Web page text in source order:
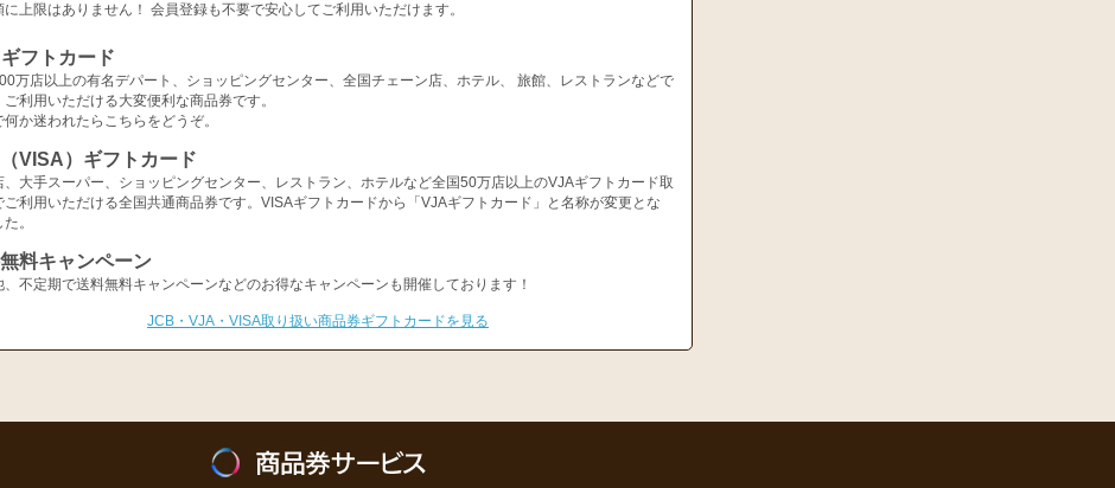
に上限はありません！ 会員登録も不要で安心してご利用いただけます。
フトカード
万店以上の有名デパート、ショッピングセンター、全国チェーン店、ホテル、 旅館、レストランなどで
ご利用いただける大変便利な商品券です。
何か迷われたらこちらをどうぞ。
VISA）ギフトカード
、大手スーパー、ショッピングセンター、レストラン、ホテルなど全国50万店以上のVJAギフトカード取
ご利用いただける全国共通商品券です。VISAギフトカードから「VJAギフトカード」と名称が変更とな
。
料キャンペーン
、不定期で送料無料キャンペーンなどのお得なキャンペーンも開催しております！
JCB・VJA・VISA取り扱い商品券ギフトカードを見る